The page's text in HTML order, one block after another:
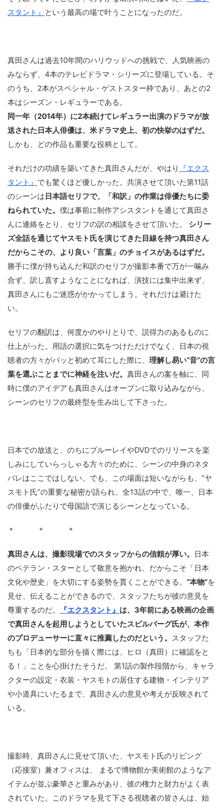
スタント』 という最高の場で叶うことになったのだ。
真田さんは過去10年間のハリウッドへの挑戦で、人気映画の
みならず、4本のテレビドラマ・シリーズに登場している。そ
のうち、2本がスペシャル・ゲストスター枠であり、あとの2
本はシーズン・レギュラーである。
同一年（2014年）に2本続けてレギュラー出演のドラマが放
送された日本人俳優は、米ドラマ史上、初の快挙のはずだ。
しかも、どの作品も重要な役柄として。
それだけの功績を築いてきた真田さんだが、やはり
『エクス
タント』 でも驚くほど優しかった。共演させて頂いた第11話
のシーンは日本語セリフで、「和訳」の作業は俳優たちに委
ねられていた。 僕は事前に制作アシスタントを通じて真田さ
んに連絡をとり、セリフの訳の相談をさせて頂いた。 シリー
ズ全話を通じてヤスモト氏を演じてきた目線を持つ真田さん
だからこその、より良い「言葉」のチョイスがあるはずだ。
勝手に僕が持ち込んだ和訳のセリフが撮影本番で万が一噛み
合ず、訳し直すようなことになれば、演技には集中出来ず、
真田さんにもご迷惑がかかってしまう。それだけは避けた
い。
セリフの翻訳は、何度かのやりとりで、説得力のあるものに
仕上がった。用語の選択に気をつけただけでなく、日本の視
聴者の方々がパッと初めて耳にした際に、 理解し易い”音”の言
葉を選ぶことまでに神経を注いだ。 真田さんの案を軸に、同
時に僕のアイデアも真田さんはオープンに取り込みながら、
シーンのセリフの最終型を生み出して下さった。
日本での放送と、のちにブルーレイやDVDでのリリースを楽
しみにしていらっしゃる方々のために、シーンの中身のネタ
バレはここではしない。でも、この場面は短いながらも、”ヤ
スモト氏”の重要な秘密が語られ、全13話の中で、唯一、日本
の俳優がふたりで母国語で演じるシーンとなっている。
＊ ＊ ＊
真田さんは、撮影現場でのスタッフからの信頼が厚い。 日本
のベテラン・スターとして敬意を抱かれ、だからこそ「日本
文化や歴史」を大切にする姿勢を貫くことができる。 “本物”を
見せ、伝えることができるので、スタッフたちが彼の意見を
尊重するのだ。
『エクスタント』 は、3年前にある映画の企画
で真田さんを起用しようとしていたスピルバーグ氏が、本作
のプロデューサーに直々に推薦したのだという。 スタッフた
ちも「日本的な部分を描く際には、ヒロ（真田）に確認をと
る！」ことを心掛けたそうだ。 第1話の製作段階から、キャラ
クターの設定・衣装・ヤスモトの居住する建物・インテリア
や小道具にいたるまで、真田さんの意見や考えが反映されて
いる。
撮影時、真田さんに見せて頂いた、ヤスモト氏のリビング
（応接室）兼オフィスは、 まるで博物館か美術館のようなア
イテムが並ぶ豪華さと重みがあり、彼の権力と財力がよく表
されていた。このドラマを見て下さる視聴者の皆さんは、始